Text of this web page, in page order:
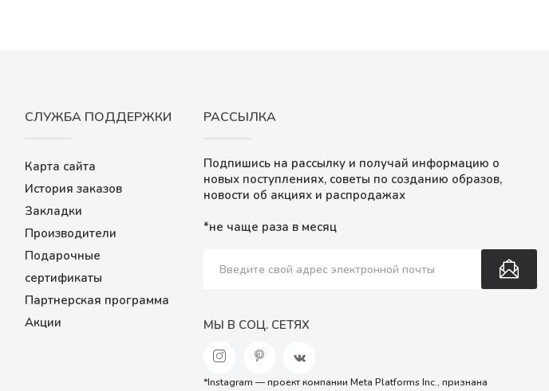
СЛУЖБА ПОДДЕРЖКИ
Карта сайта
История заказов
Закладки
Производители
Подарочные
сертификаты
Партнерская программа
Акции
РАССЫЛКА
Подпишись на рассылку и получай информацию о
новых поступлениях, советы по созданию образов,
новости об акциях и распродажах
*не чаще раза в месяц
МЫ В СОЦ. СЕТЯХ
*Instagram — проект компании Meta Platforms Inc., признана